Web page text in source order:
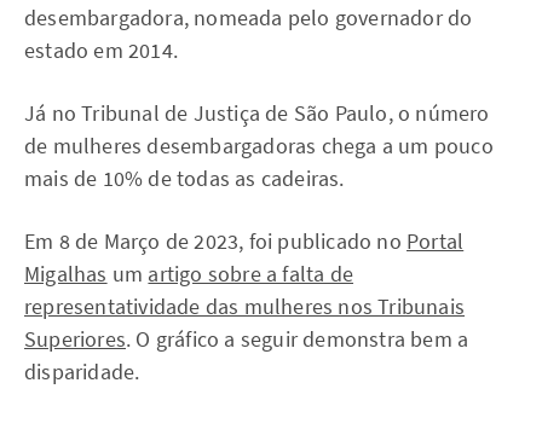
desembargadora, nomeada pelo governador do
estado em 2014.
Já no Tribunal de Justiça de São Paulo, o número
de mulheres desembargadoras chega a um pouco
mais de 10% de todas as cadeiras.
Em 8 de Março de 2023, foi publicado no Portal
Migalhas um artigo sobre a falta de
representatividade das mulheres nos Tribunais
Superiores. O gráfico a seguir demonstra bem a
disparidade.